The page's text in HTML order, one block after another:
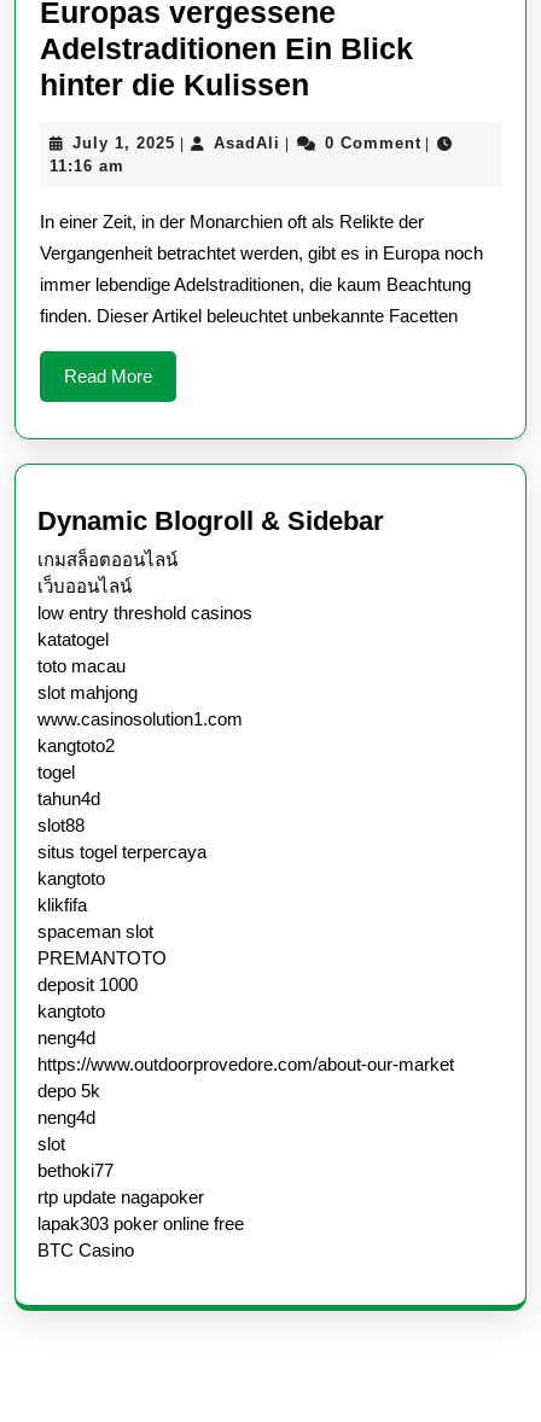
Europas vergessene
Adelstraditionen Ein Blick
hinter die Kulissen
Blick
hinter
die
July 1, 2025 July
| AsadAli AsadAli
| 0 Comment |
11:16 am
In einer Zeit, in der Monarchien oft als Relikte der
Vergangenheit betrachtet werden, gibt es in Europa noch
immer lebendige Adelstraditionen, die kaum Beachtung
finden. Dieser Artikel beleuchtet unbekannte Facetten
Read MoreRead
More
Dynamic Blogroll & Sidebar
เกมสล็อตออนไลน์
เว็บออนไลน์
low entry threshold casinos
katatogel
toto macau
slot mahjong
www.casinosolution1.com
kangtoto2
togel
tahun4d
slot88
situs togel terpercaya
kangtoto
klikfifa
spaceman slot
PREMANTOTO
deposit 1000
kangtoto
neng4d
https://www.outdoorprovedore.com/about-our-market
depo 5k
neng4d
slot
bethoki77
rtp update nagapoker
lapak303 poker online free
BTC Casino